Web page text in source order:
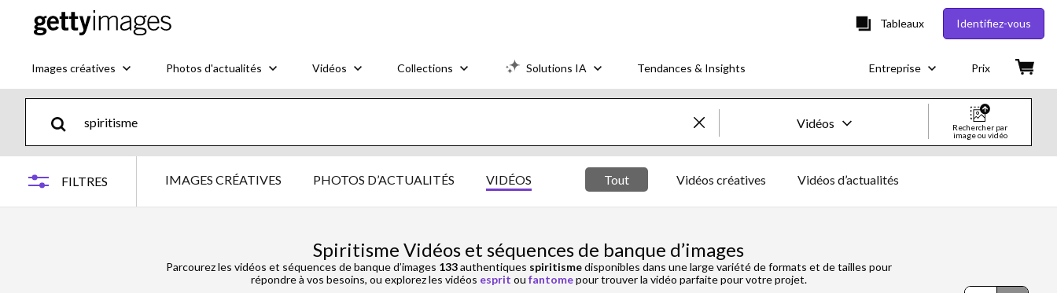
Tableaux Identifiez-vous
Images créatives Photos d'actualités Vidéos Collections Solutions IA Tendances & Insights Entreprise Prix
Vidéos
Images & vidéos créatives
Photos d'actualités
Rechercher par
image ou vidéo
FILTRES IMAGES CRÉATIVES PHOTOS D’ACTUALITÉS VIDÉOS Tout Vidéos créatives Vidéos d’actualités
Spiritisme Vidéos et séquences de banque d’images
Parcourez les vidéos et séquences de banque d’images 133authentiques spiritismedisponibles dans une large variété de formats et de tailles pour
répondre à vos besoins, ou explorez les vidéos esprit ou fantomepour trouver la vidéo parfaite pour votre projet.